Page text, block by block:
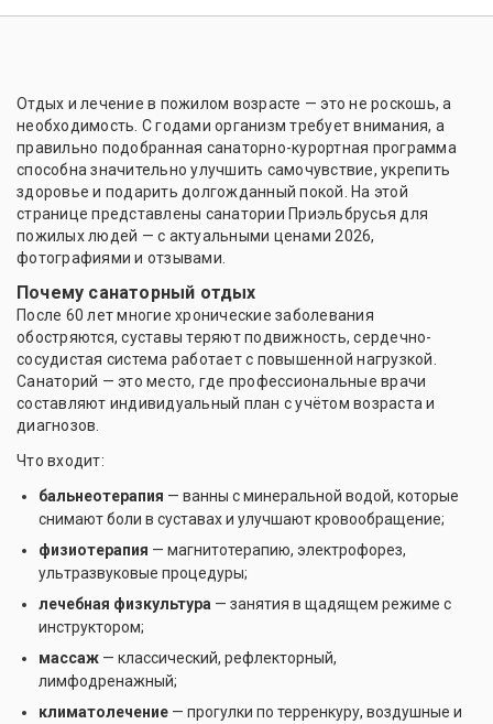
Отдых и лечение в пожилом возрасте — это не роскошь, а
необходимость. С годами организм требует внимания, а
правильно подобранная санаторно-курортная программа
способна значительно улучшить самочувствие, укрепить
здоровье и подарить долгожданный покой. На этой
странице представлены санатории Приэльбрусья для
пожилых людей — с актуальными ценами 2026,
фотографиями и отзывами.
Почему санаторный отдых
После 60 лет многие хронические заболевания
обостряются, суставы теряют подвижность, сердечно-
сосудистая система работает с повышенной нагрузкой.
Санаторий — это место, где профессиональные врачи
составляют индивидуальный план с учётом возраста и
диагнозов.
Что входит:
бальнеотерапия — ванны с минеральной водой, которые
снимают боли в суставах и улучшают кровообращение;
физиотерапия — магнитотерапию, электрофорез,
ультразвуковые процедуры;
лечебная физкультура — занятия в щадящем режиме с
инструктором;
массаж — классический, рефлекторный,
лимфодренажный;
климатолечение — прогулки по терренкуру, воздушные и